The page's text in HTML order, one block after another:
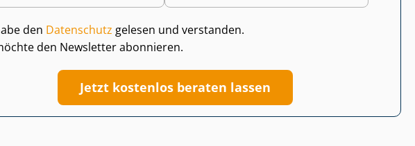
den Datenschutz gelesen und verstanden.
den Newsletter abonnieren.
Jetzt kostenlos beraten lassen